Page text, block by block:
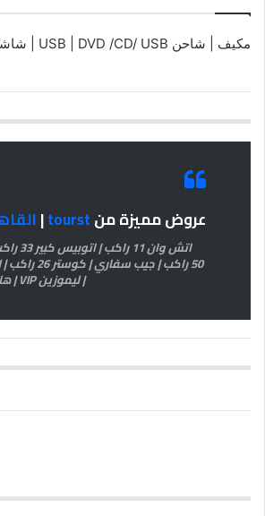
مكيف | شاحن USB | DVD /CD/ USB | شاشة عرض | GPS
عروض مميزة منtourst
|
اتش وان
| ليموزين VIP | هاي اس 16 راكب